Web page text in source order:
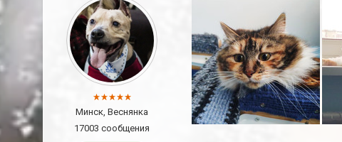
Минск, Веснянка
17003 сообщения